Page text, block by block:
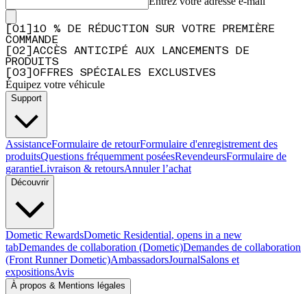
01
10 % DE RÉDUCTION SUR VOTRE PREMIÈRE
COMMANDE
02
ACCÈS ANTICIPÉ AUX LANCEMENTS DE
PRODUITS
03 OFFRES SPÉCIALES EXCLUSIVES
Équipez votre véhicule
Support
AssistanceFormulaire de retourFormulaire d'enregistrement des
produitsQuestions fréquemment poséesRevendeursFormulaire de
garantieLivraison & retoursAnnuler l’achat
Découvrir
Dometic RewardsDometic Residential, opens in a new
tabDemandes de collaboration (Dometic)Demandes de collaboration
(Front Runner Dometic)AmbassadorsJournalSalons et
expositionsAvis
À propos & Mentions légales